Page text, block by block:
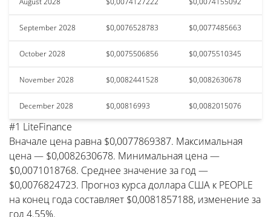
September 2028 $0,0076528783 $0,0077485663
October 2028 $0,0075506856 $0,0075510345
November 2028 $0,0082441528 $0,0082630678
December 2028 $0,00816993 $0,0082015076
#1 LiteFinance
Вначале цена равна $0,0077869387. Максимальная
цена — $0,0082630678. Минимальная цена —
$0,0071018768. Среднее значение за год —
$0,0076824723. Прогноз курса доллара США к PEOPLE
на конец года составляет $0,0081857188, изменение за
год 4.55%.